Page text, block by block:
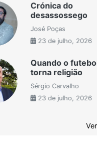
Crónica do
desassossego
José Poças
23 de julho, 2026
Quando o
torna religião
Sérgio Carvalho
23 de julho, 2026